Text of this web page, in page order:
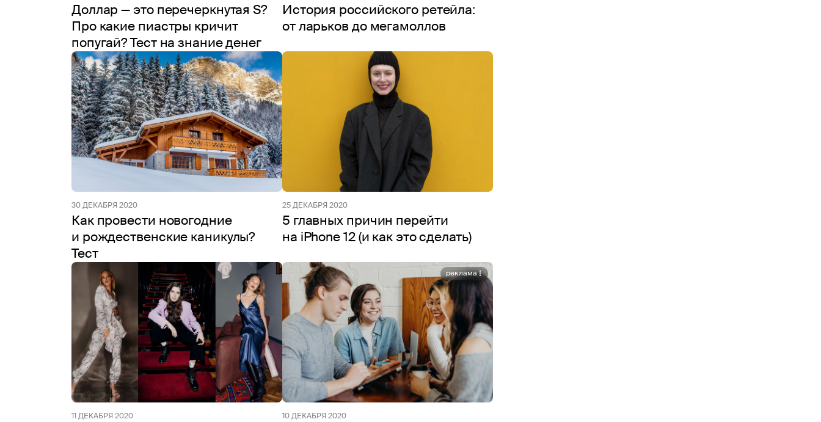
Доллар — это перечеркнутая S?
Про какие пиастры кричит
попугай? Тест на знание денег
История российского ретейла:
от ларьков до мегамоллов
30 ДЕКАБРЯ 2020
Как провести новогодние
и рождественские каникулы?
Тест
25 ДЕКАБРЯ 2020
5 главных причин перейти
на iPhone 12 (и как это сделать)
11 ДЕКАБРЯ 2020
реклама
10 ДЕКАБРЯ 2020